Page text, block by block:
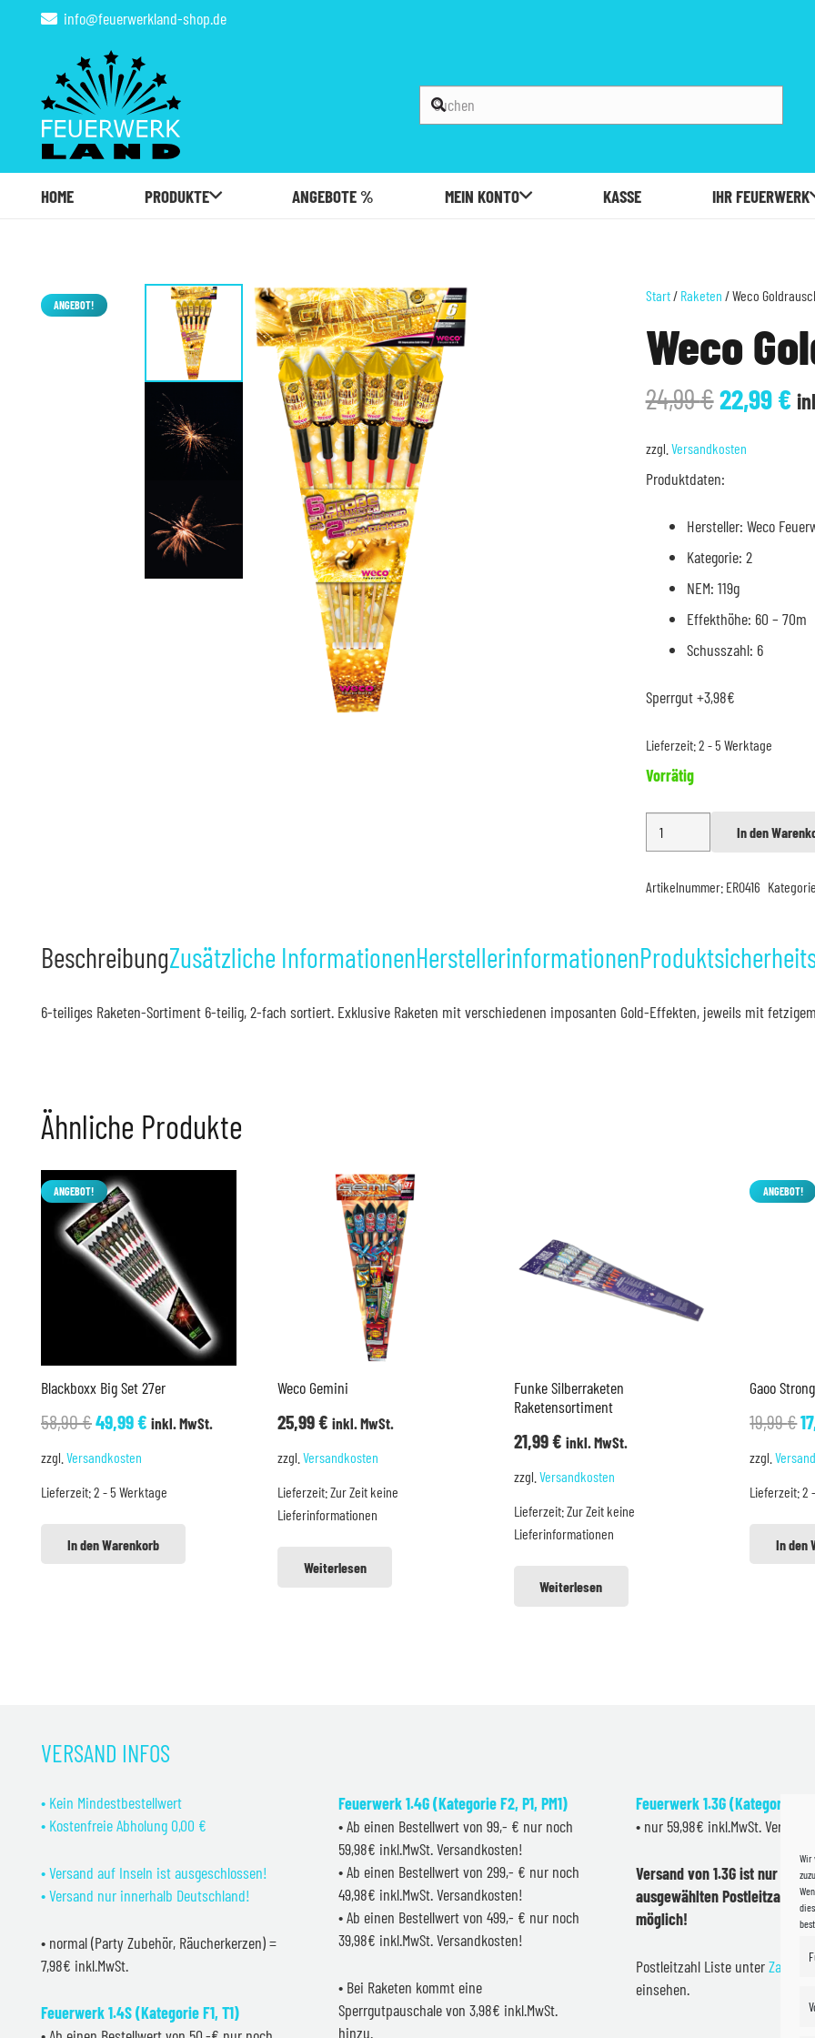
Wir
info@feuerwerkland-shop.de
HOME PRODUKTE ANGEBOTE % MEIN KONTO KASSE IHR FEUERWERK
ANGEBOT!
Start/ Raketen / Weco
Weco
24,99€
Preis
war:
24,99 €
22,99€
zzgl. Versandkosten
Produktdaten:
Hersteller: Weco
Kategorie: 2
NEM: 119g
Effekthöhe: 60 – 70m
Schusszahl: 6
Sperrgut +3,98€
Lieferzeit:2 - 5 Werktage
Vorrätig
In den
Alternative:
Artikelnummer: ER0416
BeschreibungZusätzliche InformationenHerstellerinformationen
6-teiliges Raketen-Sortiment 6-teilig, 2-fach sortiert. Exklusive Raketen mit verschiedenen imposanten Gold-Effekten, jeweils mit
Ähnliche Produkte
ANGEBOT!
Blackboxx Big Set 27er
58,90€Ursprünglicher
Preis
58,90 €
49,99€Aktueller
49,99 €.
inkl. MwSt.
zzgl. Versandkosten
Lieferzeit:2 - 5 Werktage
In den Warenkorb
Weco Gemini
25,99€ inkl. MwSt.
zzgl. Versandkosten
Lieferzeit:Zur Zeit keine
Lieferinformationen
Weiterlesen
Funke Silberraketen
Raketensortiment
21,99€ inkl. MwSt.
zzgl. Versandkosten
Lieferzeit:Zur Zeit keine
Lieferinformationen
Weiterlesen
ANGEBOT!
Gaoo
19,99€
zzgl.
Lieferzeit:2
In den
VERSAND INFOS
• Kein Mindestbestellwert
• Kostenfreie Abholung 0,00 €
• Versand auf Inseln ist ausgeschlossen!
• Versand nur innerhalb Deutschland!
• normal (Party Zubehör, Räucherkerzen) =
7,98€ inkl.MwSt.
Feuerwerk 1.4S (Kategorie F1, T1)
Feuerwerk 1.4G (Kategorie F2, P1, PM1)
• Ab einen Bestellwert von 99,- € nur noch
59,98€ inkl.MwSt. Versandkosten!
• Ab einen Bestellwert von 299,- € nur noch
49,98€ inkl.MwSt. Versandkosten!
• Ab einen Bestellwert von 499,- € nur noch
39,98€ inkl.MwSt. Versandkosten!
• Bei Raketen kommt eine
Sperrgutpauschale von 3,98€ inkl.MwSt.
hinzu.
Feuerwerk 1.3G (Kategorie F2)
• nur 59,98€ inkl.MwSt.
Versand von 1.3G ist nur
ausgewählten Postleitzahlen
möglich!
Postleitzahl Liste unter
einsehen.